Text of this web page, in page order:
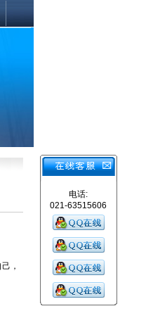
电话:
021-63515606
，